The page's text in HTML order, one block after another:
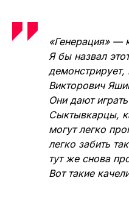
«Генерация» —
Я бы назвал
Викторович